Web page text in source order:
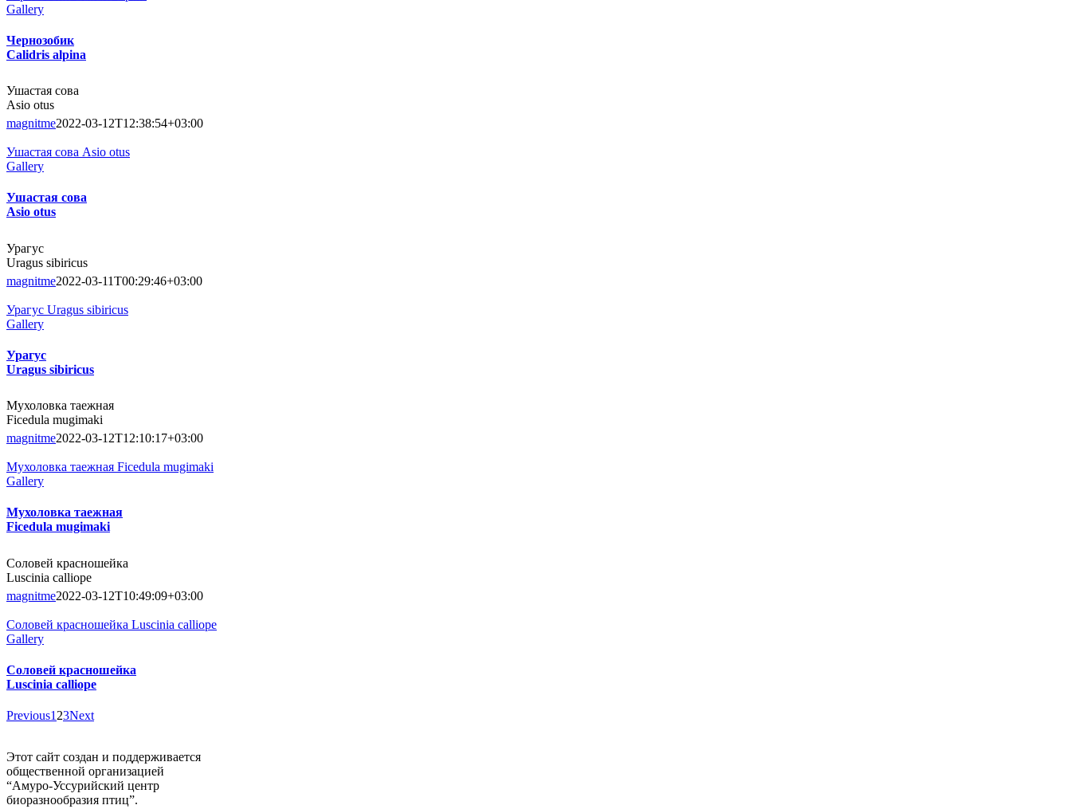
Gallery
Чернозобик
Calidris alpina
Ушастая сова
Asio otus
magnitme2022-03-12T12:38:54+03:00
Ушастая сова Asio otus
Gallery
Ушастая сова
Asio otus
Урагус
Uragus sibiricus
magnitme2022-03-11T00:29:46+03:00
Урагус Uragus sibiricus
Gallery
Урагус
Uragus sibiricus
Мухоловка таежная
Ficedula mugimaki
magnitme2022-03-12T12:10:17+03:00
Мухоловка таежная Ficedula mugimaki
Gallery
Мухоловка таежная
Ficedula mugimaki
Соловей красношейка
Luscinia calliope
magnitme2022-03-12T10:49:09+03:00
Соловей красношейка Luscinia calliope
Gallery
Соловей красношейка
Luscinia calliope
Previous1 23Next
Этот сайт создан и поддерживается
общественной организацией
“Амуро-Уссурийский центр
биоразнообразия птиц”.